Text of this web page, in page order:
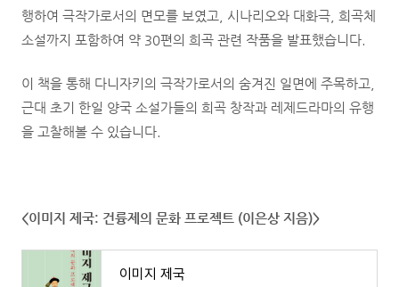
행하여 극작가로서의 면모를 보였고, 시나리오와 대화극, 희곡체
소설까지 포함하여 약 30편의 희곡 관련 작품을 발표했습니다.
이 책을 통해 다니자키의 극작가로서의 숨겨진 일면에 주목하고,
근대 초기 한일 양국 소설가들의 희곡 창작과 레제드라마의 유행
을 고찰해볼 수 있습니다.
<이미지 제국: 건륭제의 문화 프로젝트 (이은상 지음)>
이미지 제국